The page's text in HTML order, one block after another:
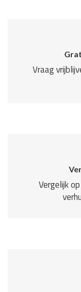
Vraag
Vergelijk